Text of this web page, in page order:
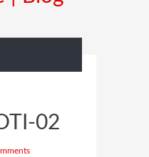
02